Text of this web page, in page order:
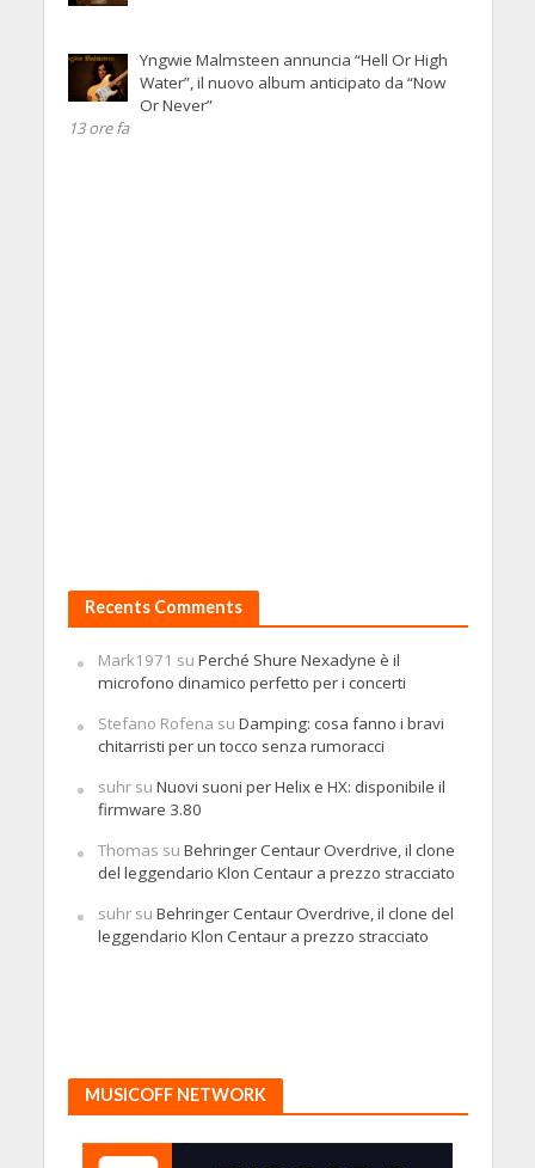
Yngwie Malmsteen annuncia “Hell Or High
Water”, il nuovo album anticipato da “Now
Or Never”
13 ore fa
Recents Comments
Mark1971 su Perché Shure Nexadyne è il
microfono dinamico perfetto per i concerti
Stefano Rofena su Damping: cosa fanno i bravi
chitarristi per un tocco senza rumoracci
suhrsu Nuovi suoni per Helix e HX: disponibile il
firmware 3.80
Thomas su Behringer Centaur Overdrive, il clone
del leggendario Klon Centaur a prezzo stracciato
suhrsu Behringer Centaur Overdrive, il clone del
leggendario Klon Centaur a prezzo stracciato
MUSICOFF NETWORK